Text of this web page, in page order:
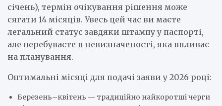
січень), термін очікування рішення може
сягати 14 місяців. Увесь цей час ви маєте
легальний статус завдяки штампу у паспорті,
але перебуваєте в невизначеності, яка впливає
на планування.
Оптимальні місяці для подачі заяви у 2026 році:
Березень–квітень — традиційно найкоротші черги